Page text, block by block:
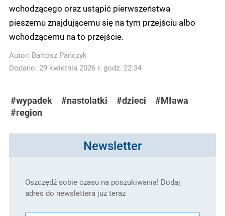
wchodzącego oraz ustąpić pierwszeństwa
pieszemu znajdującemu się na tym przejściu albo
wchodzącemu na to przejście.
Autor: Bartosz Pańczyk
Dodano: 29 kwietnia 2026 r. godz. 22:34
#wypadek #nastolatki #dzieci
#Mława
#region
Newsletter
Oszczędź sobie czasu na poszukiwania! Dodaj
adres do newslettera już teraz